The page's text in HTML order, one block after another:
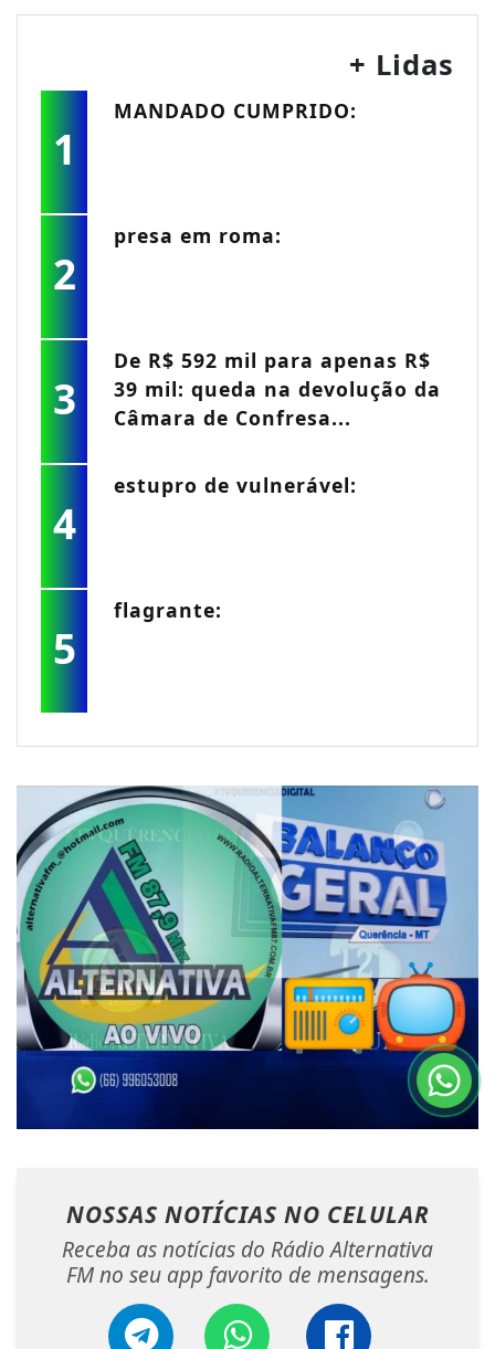
+ Lidas
1
MANDADO CUMPRIDO:
2
presa em roma:
3
De R$ 592 mil para apenas R$
39 mil: queda na devolução da
Câmara de Confresa...
4
estupro de vulnerável:
5
flagrante:
NOSSAS NOTÍCIAS NO CELULAR
Receba as notícias do Rádio Alternativa
FM no seu app favorito de mensagens.